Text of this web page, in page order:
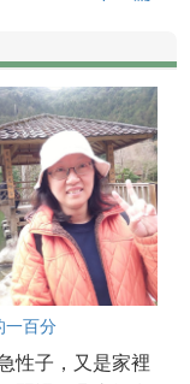
一百分
性子，又是家裡